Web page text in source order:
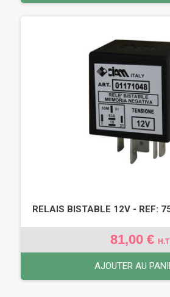
RELAIS BISTABLE 12V - REF:
81,00 € H.T
AJOUTER AU